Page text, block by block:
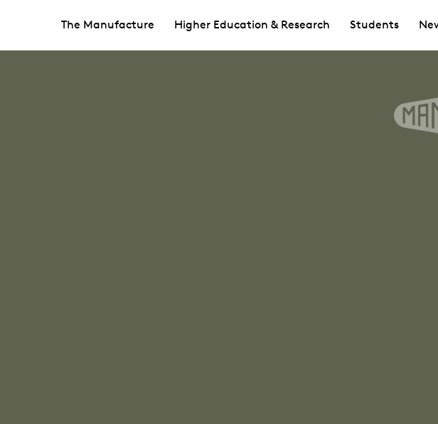
The Manufacture Higher Education & Research Students